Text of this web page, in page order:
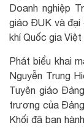
Doanh nghiệp
giáo ĐUK và
khí Quốc gia
Phát biểu khai
Nguyễn Trung
Tuyên giáo
trương của
Khối đã ban